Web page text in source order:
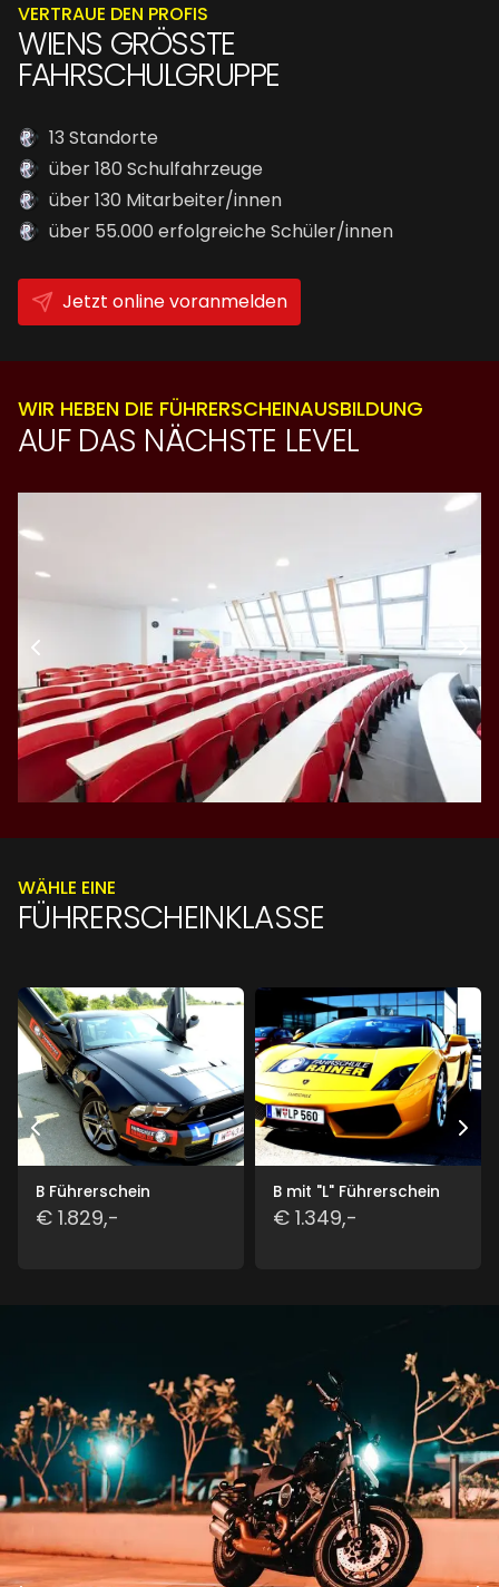
WIENS GRÖSSTE F
AHRSCHULGRUPPE
VERTRAUE DEN PROFIS
13 Standorte
über 180 Schulfahrzeuge
über 130 Mitarbeiter/innen
über 55.000 erfolgreiche Schüler/innen
Jetzt online voranmelden
WIR HEBEN DIE FÜHRERSCHEINAUSBILDUNG
AUF DAS NÄCHSTE LEVEL
FÜHRERSCHEINKLASSE
WÄHLE EINE
B Führerschein
€ 1.829,-
B mit "L" Führerschein
€ 1.349,-